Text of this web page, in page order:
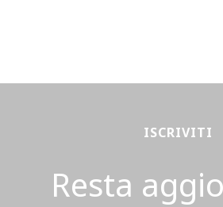
ISCRIVITI
Resta